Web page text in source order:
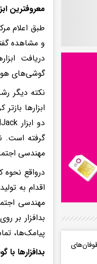
معروفترین
طبق اعلام
و مشاهده
دریافت
گوشی‌های
نکته دیگر
ابزارها
گرفته است.
مهندسی
مهندسی
بدافزار بر
پیامک‌ها،
بدافزارها